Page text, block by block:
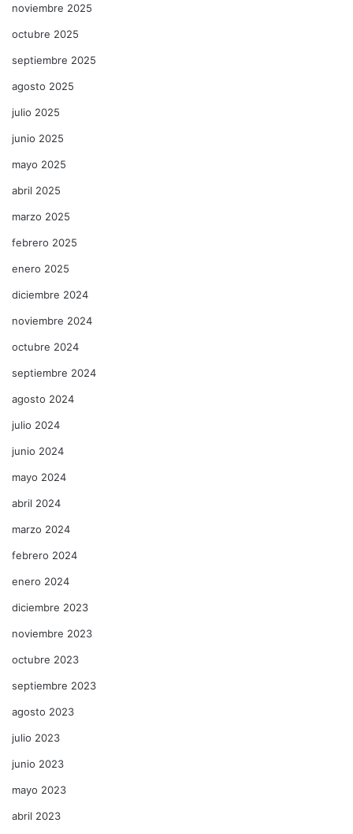
noviembre 2025
octubre 2025
septiembre 2025
agosto 2025
julio 2025
junio 2025
mayo 2025
abril 2025
marzo 2025
febrero 2025
enero 2025
diciembre 2024
noviembre 2024
octubre 2024
septiembre 2024
agosto 2024
julio 2024
junio 2024
mayo 2024
abril 2024
marzo 2024
febrero 2024
enero 2024
diciembre 2023
noviembre 2023
octubre 2023
septiembre 2023
agosto 2023
julio 2023
junio 2023
mayo 2023
abril 2023